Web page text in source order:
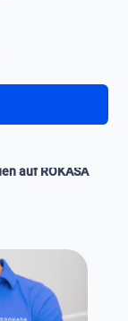
auf ROKASA